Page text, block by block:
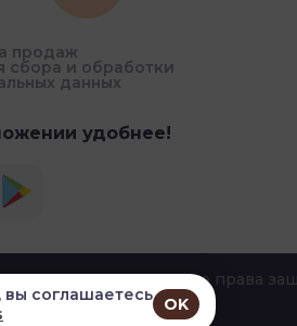
продаж
сбора и обработки
данных
удобнее!
Лакомка. Все права
вы соглашаетесь
OK